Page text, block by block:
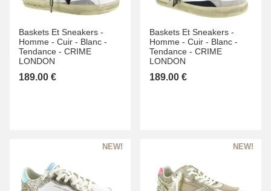
Baskets Et Sneakers -
Homme - Cuir - Blanc -
Tendance - CRIME
LONDON
189.00 €
Baskets Et Sneakers -
Homme - Cuir - Blanc -
Tendance - CRIME
LONDON
189.00 €